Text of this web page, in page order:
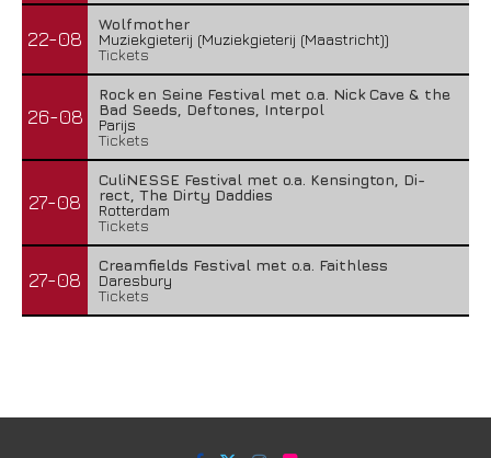
22-08
Wolfmother
Muziekgieterij (Muziekgieterij (Maastricht))
Tickets
26-08
Rock en Seine Festival met o.a. Nick Cave & the
Bad Seeds, Deftones, Interpol
Parijs
Tickets
27-08
CuliNESSE Festival met o.a. Kensington, Di-
rect, The Dirty Daddies
Rotterdam
Tickets
27-08
Creamfields Festival met o.a. Faithless
Daresbury
Tickets